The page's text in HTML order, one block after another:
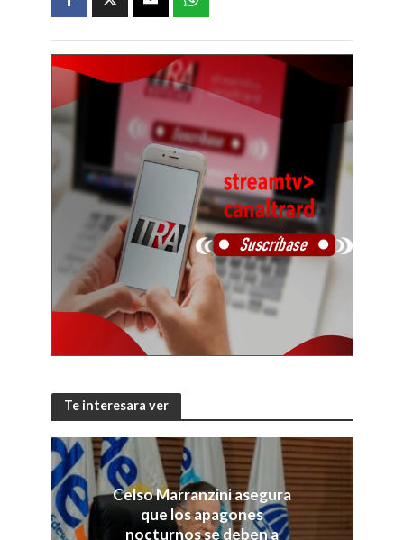
Te interesara ver
Celso Marranzini asegura
que los apagones
nocturnos se deben a